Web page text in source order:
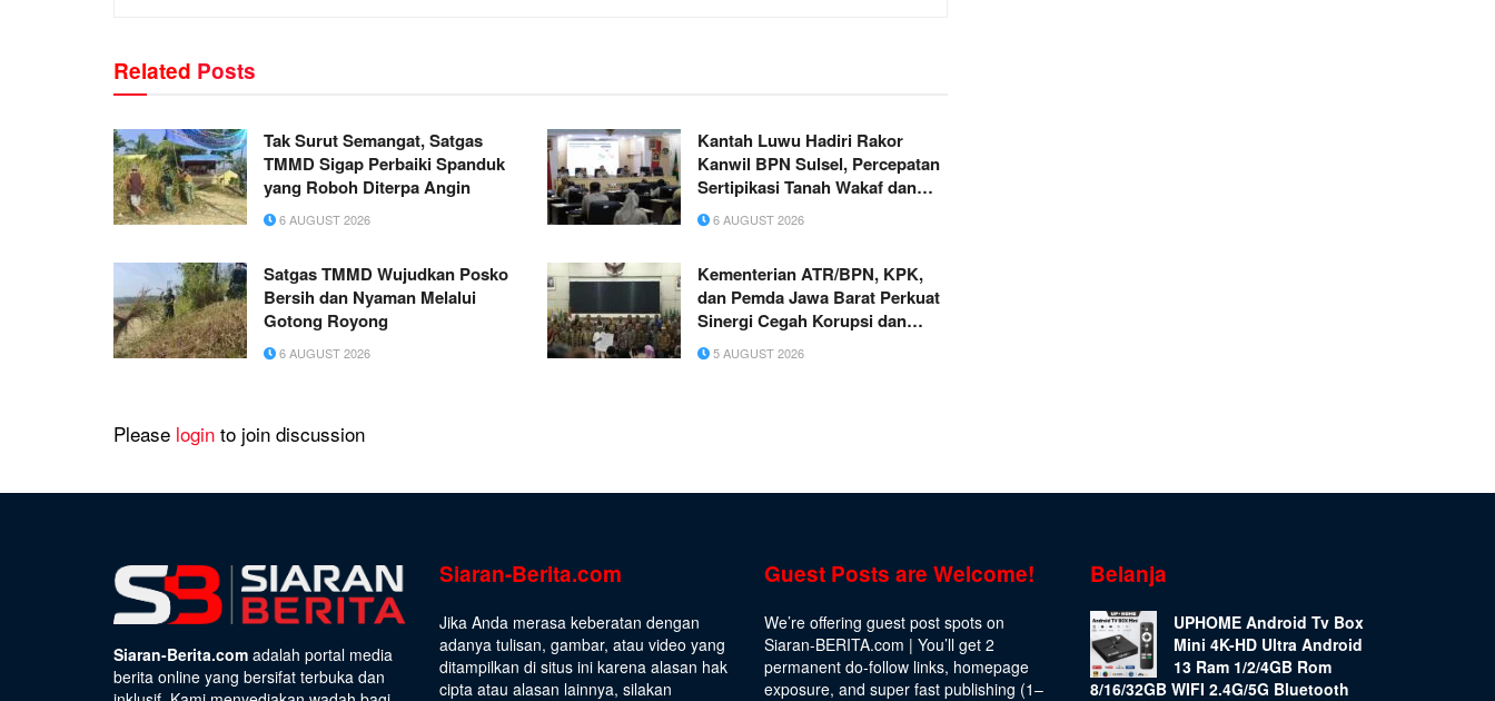
Related Posts
Tak Surut Semangat, Satgas
TMMD Sigap Perbaiki Spanduk
yang Roboh Diterpa Angin
6 AUGUST 2026
Kantah Luwu Hadiri Rakor
Kanwil BPN Sulsel, Percepatan
Sertipikasi Tanah Wakaf dan
MBR Jadi Prioritas
6 AUGUST 2026
Satgas TMMD Wujudkan Posko
Bersih dan Nyaman Melalui
Gotong Royong
6 AUGUST 2026
Kementerian ATR/BPN, KPK,
dan Pemda Jawa Barat Perkuat
Sinergi Cegah Korupsi dan
Dorong Ekonomi Daerah
5 AUGUST 2026
Please login to join discussion
Siaran-Berita.com adalah portal media
berita online yang bersifat terbuka dan
Siaran-Berita.com
Jika Anda merasa keberatan dengan
adanya tulisan, gambar, atau video yang
ditampilkan di situs ini karena alasan hak
cipta atau alasan lainnya, silakan
Guest Posts are Welcome!
We’re offering guest post spots on
Siaran-BERITA.com | You’ll get 2
permanent do-follow links, homepage
exposure, and super fast publishing (1–
Belanja
UPHOME Android Tv Box
Mini 4K-HD Ultra Android
13 Ram 1/2/4GB Rom
8/16/32GB WIFI 2.4G/5G Bluetooth